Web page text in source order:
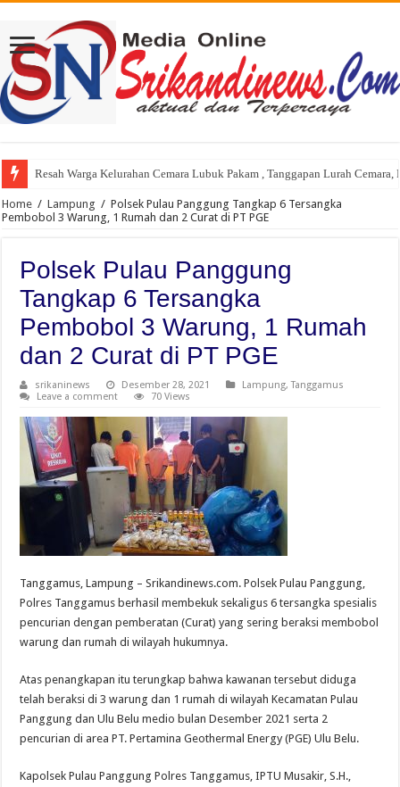
Resah Warga Kelurahan Cemara Lubuk Pakam , Tanggapan Lurah
Gubernur Sumut Bobby Nasution Sidak Program Berobat Gratis di RSUD
Home / Lampung / Polsek Pulau Panggung Tangkap 6 Tersangka
Pembobol 3 Warung, 1 Rumah dan 2 Curat di PT PGE
Polsek Pulau Panggung
Tangkap 6 Tersangka
Pembobol 3 Warung, 1 Rumah
dan 2 Curat di PT PGE
srikaninews Desember 28, 2021 Lampung,Tanggamus
Leave a comment
70 Views
Tanggamus, Lampung – Srikandinews.com. Polsek Pulau Panggung,
Polres Tanggamus berhasil membekuk sekaligus 6 tersangka spesialis
pencurian dengan pemberatan (Curat) yang sering beraksi membobol
warung dan rumah di wilayah hukumnya.
Atas penangkapan itu terungkap bahwa kawanan tersebut diduga
telah beraksi di 3 warung dan 1 rumah di wilayah Kecamatan Pulau
Panggung dan Ulu Belu medio bulan Desember 2021 serta 2
pencurian di area PT. Pertamina Geothermal Energy (PGE) Ulu Belu.
Kapolsek Pulau Panggung Polres Tanggamus, IPTU Musakir, S.H.,